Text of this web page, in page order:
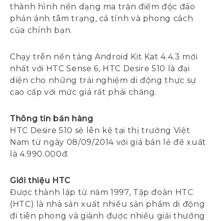
thành hình nền dạng ma trận điểm độc đáo
phản ánh tâm trạng, cá tính và phong cách
của chính bạn.
Chạy trên nền tảng Android Kit Kat 4.4.3 mới
nhất với HTC Sense 6, HTC Desire 510 là đại
diện cho những trải nghiệm di động thực sự
cao cấp với mức giá rất phải chăng.
Thông tin bán hàng
HTC Desire 510 sẽ lên kệ tại thị trường Việt
Nam từ ngày 08/09/2014 với giá bán lẻ đề xuất
là 4.990.000đ.
Giới thiệu HTC
Được thành lập từ năm 1997, Tập đoàn HTC
(HTC) là nhà sản xuất nhiều sản phẩm di động
đi tiên phong và giành được nhiều giải thưởng